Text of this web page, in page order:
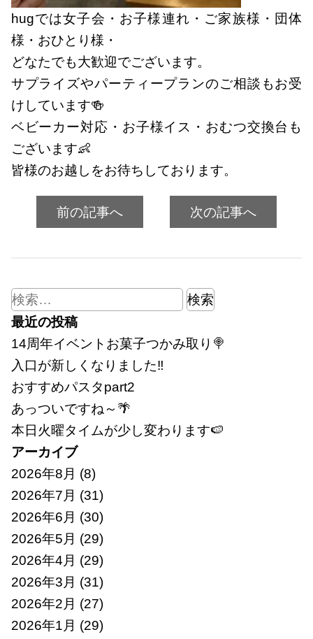
hugでは女子会・お子様連れ・ご家族様・団体
様・おひとり様・
どなたでも大歓迎でございます。
サプライズやパーティープランのご相談もお受
けしています🍻
ベビーカー対応・お子様イス・おむつ交換台も
ございます👶
皆様のお越しをお待ちしております。
前の記事へ 次の記事へ
検
索:
最近の投稿
14周年イベントお菓子つかみ取り🍭
入口が新しくなりました‼
おすすめパスタpart2
あっついですね～🌴
本日火曜タイムが少し変わります🍉
アーカイブ
2026年8月 (8)
2026年7月 (31)
2026年6月 (30)
2026年5月 (29)
2026年4月 (29)
2026年3月 (31)
2026年2月 (27)
2026年1月 (29)